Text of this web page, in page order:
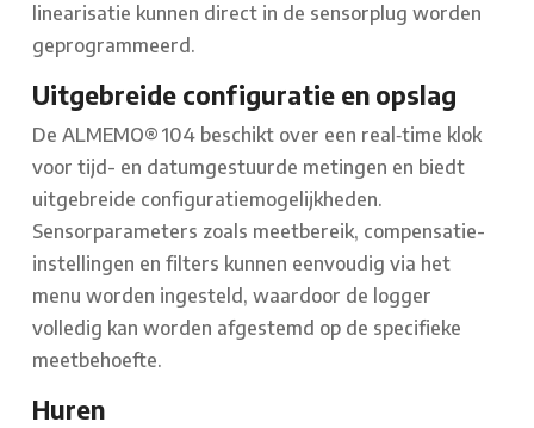
linearisatie kunnen direct in de sensorplug worden
geprogrammeerd.
Uitgebreide configuratie en opslag
De ALMEMO® 104 beschikt over een real‑time klok
voor tijd- en datumgestuurde metingen en biedt
uitgebreide configuratiemogelijkheden.
Sensorparameters zoals meetbereik, compensatie-
instellingen en filters kunnen eenvoudig via het
menu worden ingesteld, waardoor de logger
volledig kan worden afgestemd op de specifieke
meetbehoefte.
Huren